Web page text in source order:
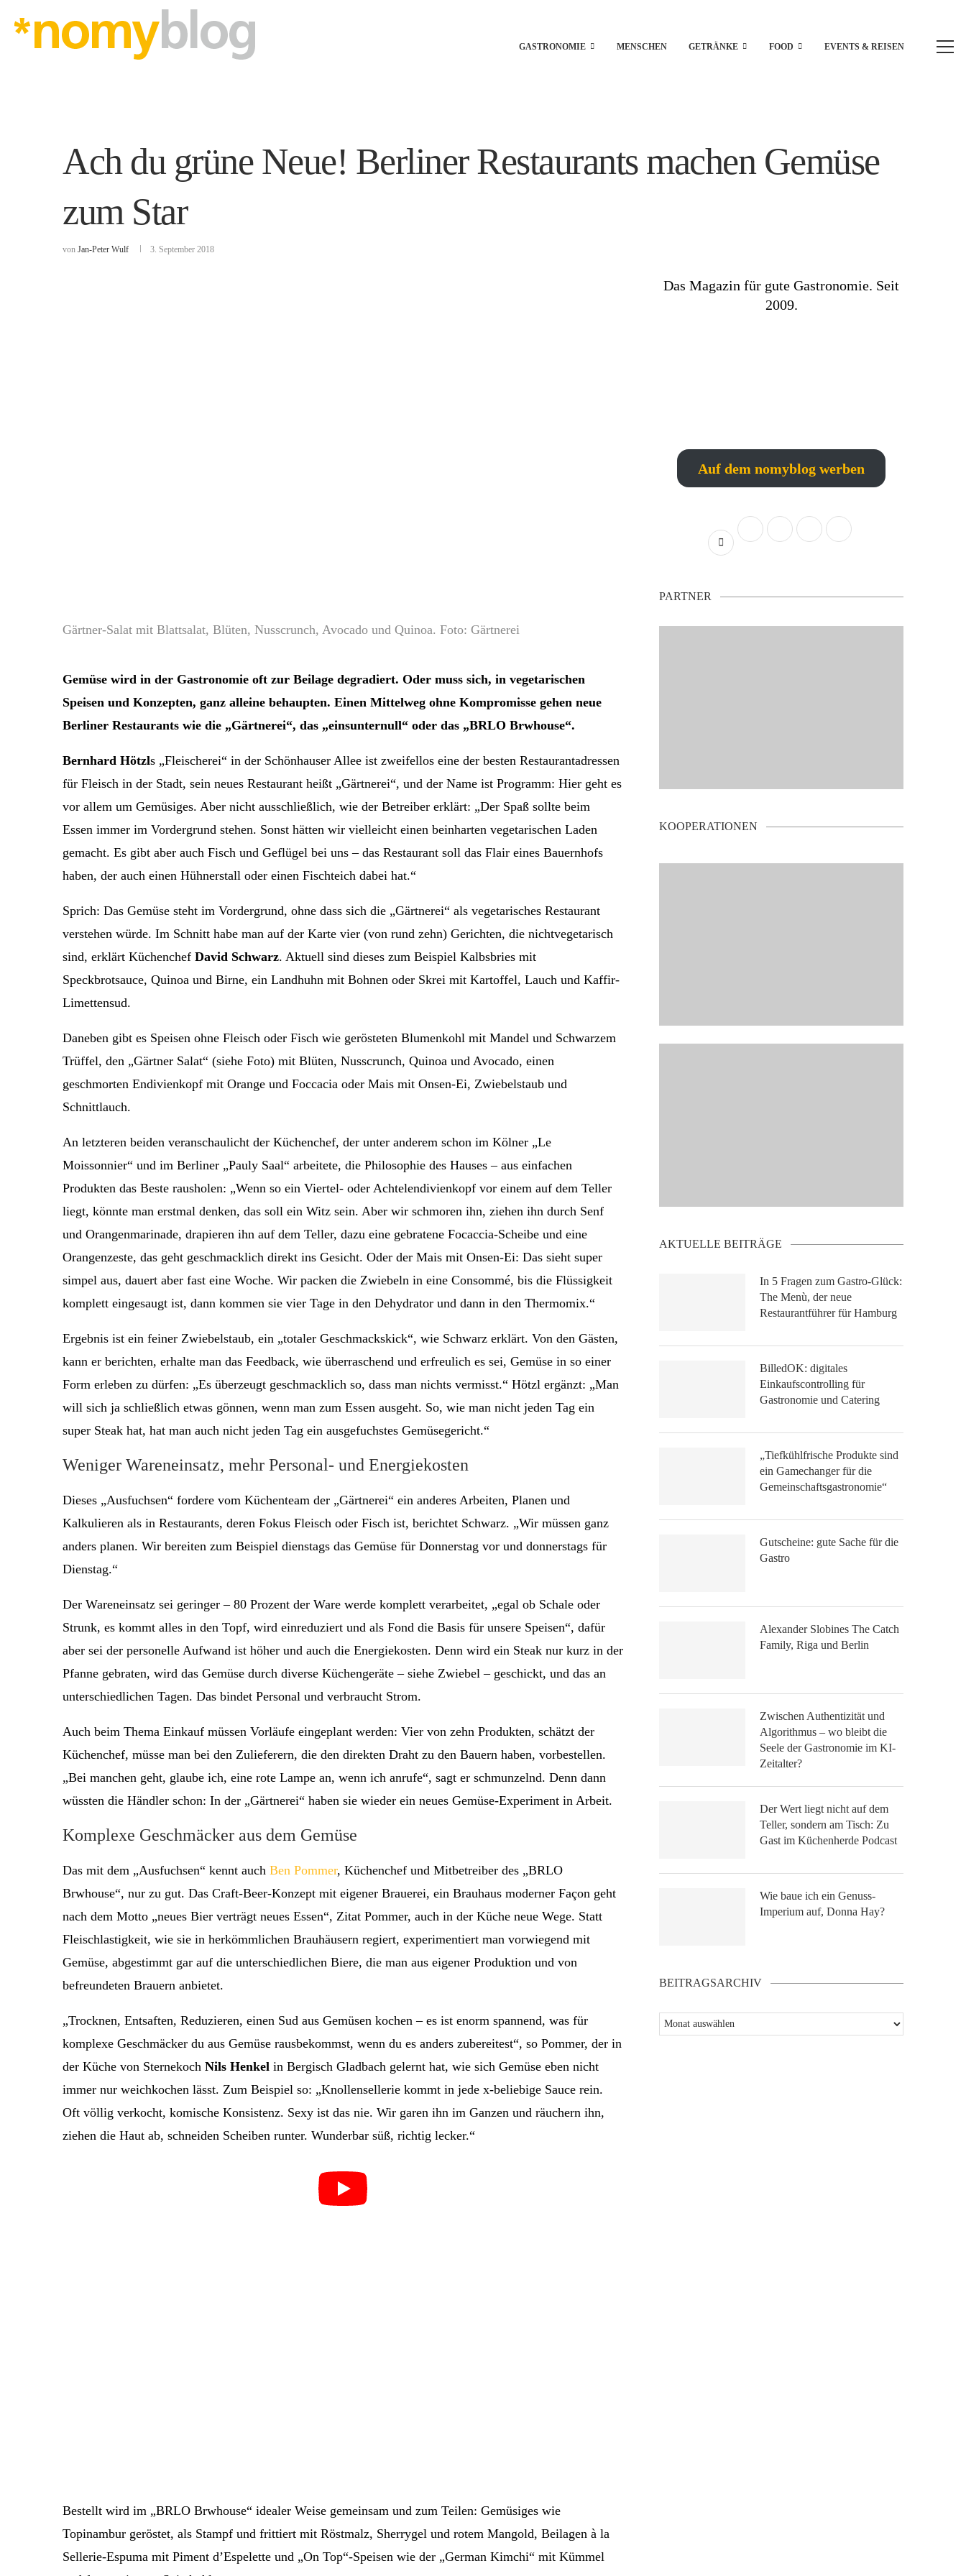
GASTRONOMIE MENSCHEN GETRÄNKE FOOD EVENTS & REISEN
Ach du grüne Neue! Berliner Restaurants machen Gemüse
zum Star
von Jan-Peter Wulf 3. September 2018
Gärtner-Salat mit Blattsalat, Blüten, Nusscrunch, Avocado und Quinoa. Foto: Gärtnerei
Gemüse wird in der Gastronomie oft zur Beilage degradiert. Oder muss sich, in vegetarischen
Speisen und Konzepten, ganz alleine behaupten. Einen Mittelweg ohne Kompromisse gehen neue
Berliner Restaurants wie die „Gärtnerei“, das „einsunternull“ oder das „BRLO Brwhouse“.
Bernhard Hötzls „Fleischerei“ in der Schönhauser Allee ist zweifellos eine der besten Restaurantadressen
für Fleisch in der Stadt, sein neues Restaurant heißt „Gärtnerei“, und der Name ist Programm: Hier geht es
vor allem um Gemüsiges. Aber nicht ausschließlich, wie der Betreiber erklärt: „Der Spaß sollte beim
Essen immer im Vordergrund stehen. Sonst hätten wir vielleicht einen beinharten vegetarischen Laden
gemacht. Es gibt aber auch Fisch und Geflügel bei uns – das Restaurant soll das Flair eines Bauernhofs
haben, der auch einen Hühnerstall oder einen Fischteich dabei hat.“
Sprich: Das Gemüse steht im Vordergrund, ohne dass sich die „Gärtnerei“ als vegetarisches Restaurant
verstehen würde. Im Schnitt habe man auf der Karte vier (von rund zehn) Gerichten, die nichtvegetarisch
sind, erklärt Küchenchef David Schwarz. Aktuell sind dieses zum Beispiel Kalbsbries mit
Speckbrotsauce, Quinoa und Birne, ein Landhuhn mit Bohnen oder Skrei mit Kartoffel, Lauch und Kaffir-
Limettensud.
Daneben gibt es Speisen ohne Fleisch oder Fisch wie gerösteten Blumenkohl mit Mandel und Schwarzem
Trüffel, den „Gärtner Salat“ (siehe Foto) mit Blüten, Nusscrunch, Quinoa und Avocado, einen
geschmorten Endivienkopf mit Orange und Foccacia oder Mais mit Onsen-Ei, Zwiebelstaub und
Schnittlauch.
An letzteren beiden veranschaulicht der Küchenchef, der unter anderem schon im Kölner „Le
Moissonnier“ und im Berliner „Pauly Saal“ arbeitete, die Philosophie des Hauses – aus einfachen
Produkten das Beste rausholen: „Wenn so ein Viertel- oder Achtelendivienkopf vor einem auf dem Teller
liegt, könnte man erstmal denken, das soll ein Witz sein. Aber wir schmoren ihn, ziehen ihn durch Senf
und Orangenmarinade, drapieren ihn auf dem Teller, dazu eine gebratene Focaccia-Scheibe und eine
Orangenzeste, das geht geschmacklich direkt ins Gesicht. Oder der Mais mit Onsen-Ei: Das sieht super
simpel aus, dauert aber fast eine Woche. Wir packen die Zwiebeln in eine Consommé, bis die Flüssigkeit
komplett eingesaugt ist, dann kommen sie vier Tage in den Dehydrator und dann in den Thermomix.“
Ergebnis ist ein feiner Zwiebelstaub, ein „totaler Geschmackskick“, wie Schwarz erklärt. Von den Gästen,
kann er berichten, erhalte man das Feedback, wie überraschend und erfreulich es sei, Gemüse in so einer
Form erleben zu dürfen: „Es überzeugt geschmacklich so, dass man nichts vermisst.“ Hötzl ergänzt: „Man
will sich ja schließlich etwas gönnen, wenn man zum Essen ausgeht. So, wie man nicht jeden Tag ein
super Steak hat, hat man auch nicht jeden Tag ein ausgefuchstes Gemüsegericht.“
Weniger Wareneinsatz, mehr Personal- und Energiekosten
Dieses „Ausfuchsen“ fordere vom Küchenteam der „Gärtnerei“ ein anderes Arbeiten, Planen und
Kalkulieren als in Restaurants, deren Fokus Fleisch oder Fisch ist, berichtet Schwarz. „Wir müssen ganz
anders planen. Wir bereiten zum Beispiel dienstags das Gemüse für Donnerstag vor und donnerstags für
Dienstag.“
Der Wareneinsatz sei geringer – 80 Prozent der Ware werde komplett verarbeitet, „egal ob Schale oder
Strunk, es kommt alles in den Topf, wird einreduziert und als Fond die Basis für unsere Speisen“, dafür
aber sei der personelle Aufwand ist höher und auch die Energiekosten. Denn wird ein Steak nur kurz in der
Pfanne gebraten, wird das Gemüse durch diverse Küchengeräte – siehe Zwiebel – geschickt, und das an
unterschiedlichen Tagen. Das bindet Personal und verbraucht Strom.
Auch beim Thema Einkauf müssen Vorläufe eingeplant werden: Vier von zehn Produkten, schätzt der
Küchenchef, müsse man bei den Zulieferern, die den direkten Draht zu den Bauern haben, vorbestellen.
„Bei manchen geht, glaube ich, eine rote Lampe an, wenn ich anrufe“, sagt er schmunzelnd. Denn dann
wüssten die Händler schon: In der „Gärtnerei“ haben sie wieder ein neues Gemüse-Experiment in Arbeit.
Komplexe Geschmäcker aus dem Gemüse
Das mit dem „Ausfuchsen“ kennt auch Ben Pommer, Küchenchef und Mitbetreiber des „BRLO
Brwhouse“, nur zu gut. Das Craft-Beer-Konzept mit eigener Brauerei, ein Brauhaus moderner Façon geht
nach dem Motto „neues Bier verträgt neues Essen“, Zitat Pommer, auch in der Küche neue Wege. Statt
Fleischlastigkeit, wie sie in herkömmlichen Brauhäusern regiert, experimentiert man vorwiegend mit
Gemüse, abgestimmt gar auf die unterschiedlichen Biere, die man aus eigener Produktion und von
befreundeten Brauern anbietet.
„Trocknen, Entsaften, Reduzieren, einen Sud aus Gemüsen kochen – es ist enorm spannend, was für
komplexe Geschmäcker du aus Gemüse rausbekommst, wenn du es anders zubereitest“, so Pommer, der in
der Küche von Sternekoch Nils Henkel in Bergisch Gladbach gelernt hat, wie sich Gemüse eben nicht
immer nur weichkochen lässt. Zum Beispiel so: „Knollensellerie kommt in jede x-beliebige Sauce rein.
Oft völlig verkocht, komische Konsistenz. Sexy ist das nie. Wir garen ihn im Ganzen und räuchern ihn,
ziehen die Haut ab, schneiden Scheiben runter. Wunderbar süß, richtig lecker.“
Bestellt wird im „BRLO Brwhouse“ idealer Weise gemeinsam und zum Teilen: Gemüsiges wie
Topinambur geröstet, als Stampf und frittiert mit Röstmalz, Sherrygel und rotem Mangold, Beilagen à la
Sellerie-Espuma mit Piment d’Espelette und „On Top“-Speisen wie der „German Kimchi“ mit Kümmel
Das Magazin für gute Gastronomie. Seit
2009.
Auf dem nomyblog werben
PARTNER
KOOPERATIONEN
AKTUELLE BEITRÄGE
In 5 Fragen zum Gastro-Glück:
The Menù, der neue
Restaurantführer für Hamburg
BilledOK: digitales
Einkaufscontrolling für
Gastronomie und Catering
„Tiefkühlfrische Produkte sind
ein Gamechanger für die
Gemeinschaftsgastronomie“
Gutscheine: gute Sache für die
Gastro
Alexander Slobines The Catch
Family, Riga und Berlin
Zwischen Authentizität und
Algorithmus – wo bleibt die
Seele der Gastronomie im KI-
Zeitalter?
Der Wert liegt nicht auf dem
Teller, sondern am Tisch: Zu
Gast im Küchenherde Podcast
Wie baue ich ein Genuss-
Imperium auf, Donna Hay?
BEITRAGSARCHIV